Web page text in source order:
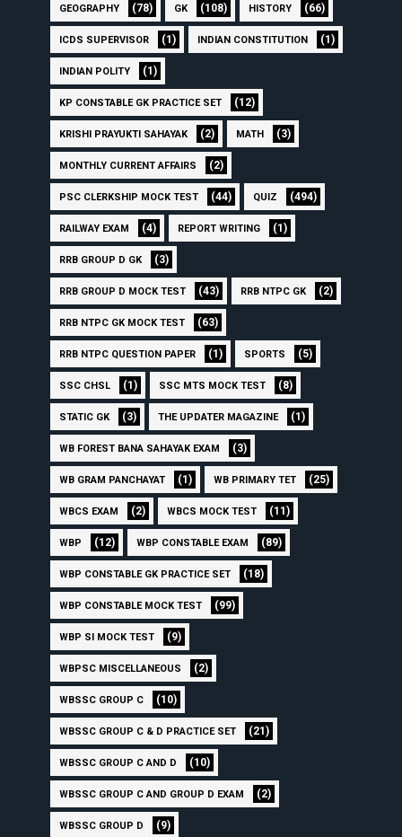
GEOGRAPHY (78) GK (108) HISTORY (66)
ICDS SUPERVISOR (1) INDIAN CONSTITUTION (1)
INDIAN POLITY (1)
KP CONSTABLE GK PRACTICE SET (12)
KRISHI PRAYUKTI SAHAYAK (2) MATH (3)
MONTHLY CURRENT AFFAIRS (2)
PSC CLERKSHIP MOCK TEST (44) QUIZ (494)
RAILWAY EXAM (4) REPORT WRITING (1)
RRB GROUP D GK (3)
RRB GROUP D MOCK TEST (43) RRB NTPC GK (2)
RRB NTPC GK MOCK TEST (63)
RRB NTPC QUESTION PAPER (1) SPORTS (5)
SSC CHSL (1) SSC MTS MOCK TEST (8)
STATIC GK (3) THE UPDATER MAGAZINE (1)
WB FOREST BANA SAHAYAK EXAM (3)
WB GRAM PANCHAYAT (1) WB PRIMARY TET (25)
WBCS EXAM (2) WBCS MOCK TEST (11)
WBP (12) WBP CONSTABLE EXAM (89)
WBP CONSTABLE GK PRACTICE SET (18)
WBP CONSTABLE MOCK TEST (99)
WBP SI MOCK TEST (9)
WBPSC MISCELLANEOUS (2)
WBSSC GROUP C (10)
WBSSC GROUP C & D PRACTICE SET (21)
WBSSC GROUP C AND D (10)
WBSSC GROUP C AND GROUP D EXAM (2)
WBSSC GROUP D (9)